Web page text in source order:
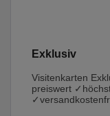
Exklusiv
Visitenkarten
preiswert